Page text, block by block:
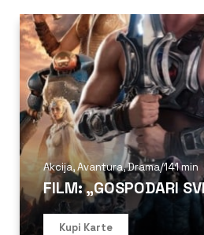
Akcija,Avantura,Drama/141 min
FILM: „GOSPODARI
Kupi Karte